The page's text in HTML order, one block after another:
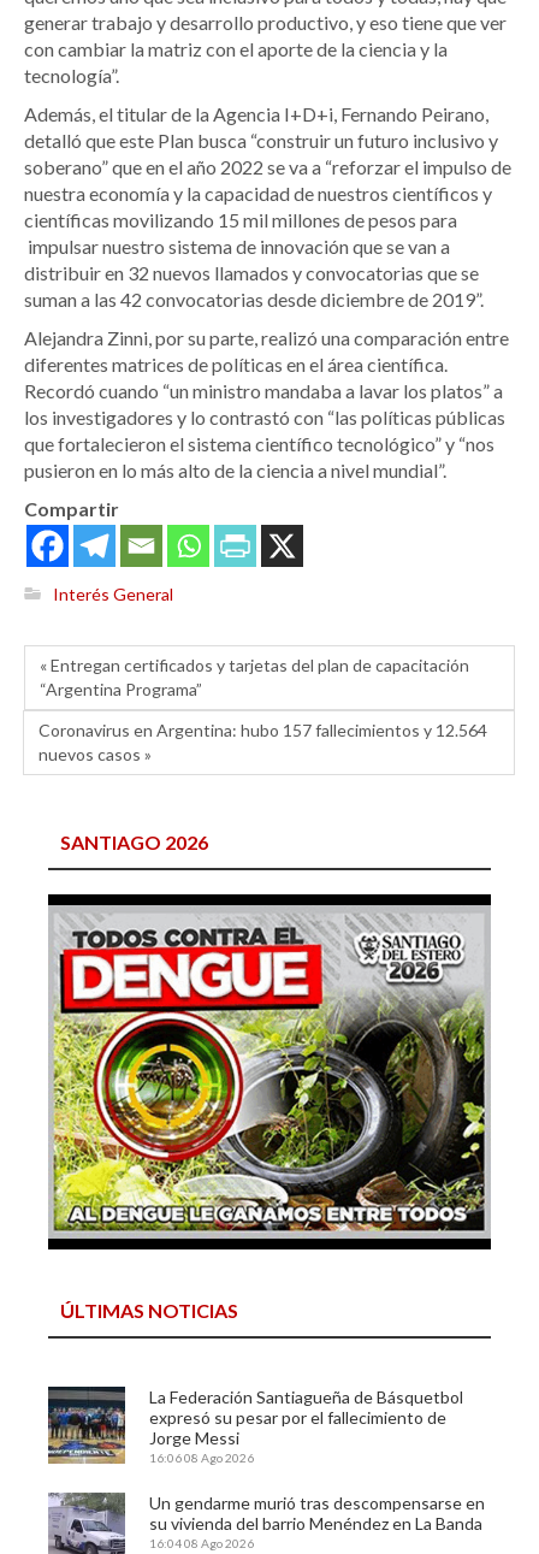
generar trabajo y desarrollo productivo, y eso tiene que ver
con cambiar la matriz con el aporte de la ciencia y la
tecnología”.
Además, el titular de la Agencia I+D+i, Fernando Peirano,
detalló que este Plan busca “construir un futuro inclusivo y
soberano” que en el año 2022 se va a “reforzar el impulso de
nuestra economía y la capacidad de nuestros científicos y
científicas movilizando 15 mil millones de pesos para
impulsar nuestro sistema de innovación que se van a
distribuir en 32 nuevos llamados y convocatorias que se
suman a las 42 convocatorias desde diciembre de 2019”.
Alejandra Zinni, por su parte, realizó una comparación entre
diferentes matrices de políticas en el área científica.
Recordó cuando “un ministro mandaba a lavar los platos” a
los investigadores y lo contrastó con “las políticas públicas
que fortalecieron el sistema científico tecnológico” y “nos
pusieron en lo más alto de la ciencia a nivel mundial”.
Compartir
Interés General
« Entregan certificados y tarjetas del plan de capacitación
“Argentina Programa”
Coronavirus en Argentina: hubo 157 fallecimientos y 12.564
nuevos casos »
SANTIAGO 2026
ÚLTIMAS NOTICIAS
La Federación Santiagueña de Básquetbol
expresó su pesar por el fallecimiento de
Jorge Messi
16:0608 Ago 2026
Un gendarme murió tras descompensarse en
su vivienda del barrio Menéndez en La Banda
16:0408 Ago 2026